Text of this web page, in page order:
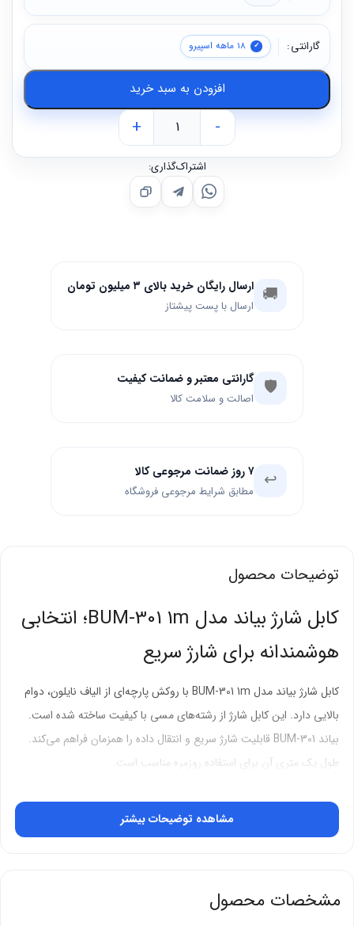
گارانتی 18 ماهه اسپیرو
-
+
افزودن به سبد خرید
اشتراک‌گذاری:
🚚 ارسال رایگان خرید بالای ۳ میلیون تومان
ارسال با پست پیشتاز
🛡️ گارانتی معتبر و ضمانت کیفیت
اصالت و سلامت کالا
↩️ ۷ روز ضمانت مرجوعی کالا
مطابق شرایط مرجوعی فروشگاه
توضیحات محصول
کابل شارژ بیاند مدل BUM-301 1m؛ انتخابی
هوشمندانه برای شارژ سریع
کابل شارژ بیاند مدل BUM-301 1m با روکش پارچه‌ای از الیاف نایلون، دوام
بالایی دارد. این کابل شارژ از رشته‌های مسی با کیفیت ساخته شده است.
بیاند BUM-301 قابلیت شارژ سریع و انتقال داده را همزمان فراهم می‌کند.
طول یک متری آن برای استفاده روزمره مناسب است.
روکش پارچه‌ای نایلونی؛ دوام و استحکام
بی‌نظیر
طراحی شده است. این روکش در برابر خم شدن و تاب خوردن مقاومت
مشاهده توضیحات بیشتر
مشخصات محصول